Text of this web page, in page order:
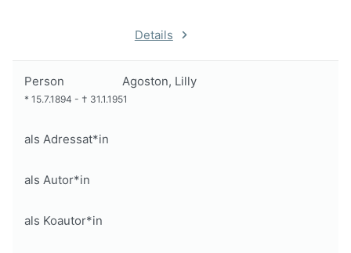
Details
Person Agoston, Lilly
* 15.7.1894 - † 31.1.1951
als Adressat*in
als Autor*in
als Koautor*in